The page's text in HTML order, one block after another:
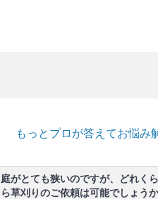
もっとプロが答えてお悩み
庭がとても狭いのですが、どれく
ら草刈りのご依頼は可能でしょうか